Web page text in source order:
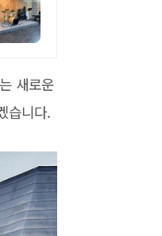
새로운
습니다.